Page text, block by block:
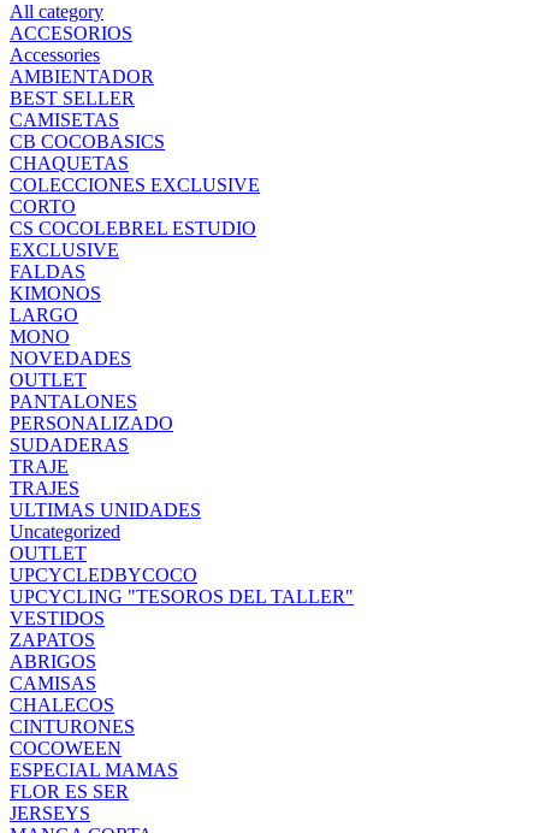
All category
ACCESORIOS
Accessories
AMBIENTADOR
BEST SELLER
CAMISETAS
CB COCOBASICS
CHAQUETAS
COLECCIONES EXCLUSIVE
CORTO
CS COCOLEBREL ESTUDIO
EXCLUSIVE
FALDAS
KIMONOS
LARGO
MONO
NOVEDADES
OUTLET
PANTALONES
PERSONALIZADO
SUDADERAS
TRAJE
TRAJES
ULTIMAS UNIDADES
Uncategorized
OUTLET
UPCYCLEDBYCOCO
UPCYCLING "TESOROS DEL TALLER"
VESTIDOS
ZAPATOS
ABRIGOS
CAMISAS
CHALECOS
CINTURONES
COCOWEEN
ESPECIAL MAMAS
FLOR ES SER
JERSEYS